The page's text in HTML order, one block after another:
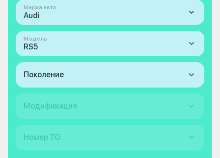
Марка авто
Audi
Модель
RS5
Поколение
Модификация
Номер ТО